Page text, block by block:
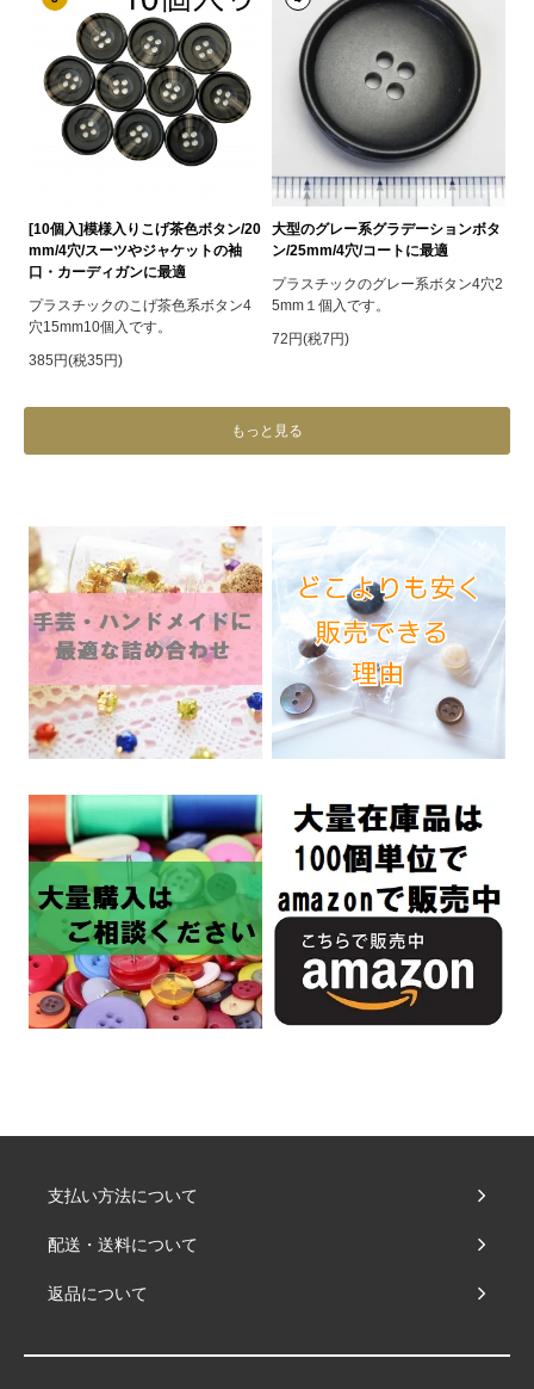
[10個入]模様入りこげ茶色ボタン/20
mm/4穴/スーツやジャケットの袖
口・カーディガンに最適
プラスチックのこげ茶色系ボタン4
穴15mm10個入です。
385円(税35円)
大型のグレー系グラデーションボタ
ン/25mm/4穴/コートに最適
プラスチックのグレー系ボタン4穴2
5mm１個入です。
72円(税7円)
もっと見る
支払い方法について
配送・送料について
返品について